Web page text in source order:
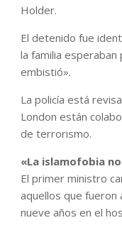
Holder.
El detenido fue
la familia
embistió».
La policía está
London están
de terrorismo.
«La islamofobia
El primer ministro
aquellos que
nueve años en el